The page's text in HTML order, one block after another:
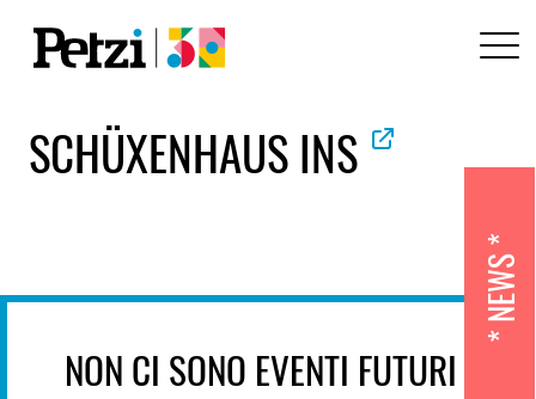
SCHÜXENHAUS INS
NON CI SONO EVENTI FUTURI
NEWS